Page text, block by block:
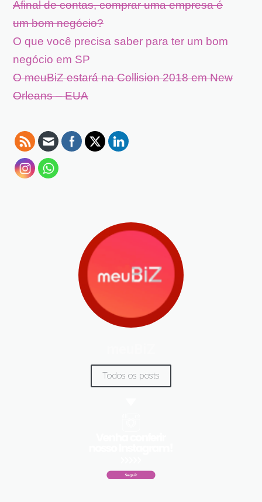
Afinal de contas, comprar uma empresa é
um bom negócio?
O que você precisa saber para ter um bom
negócio em SP
O meuBiZ estará na Collision 2018 em New
Orleans – EUA
Todos os posts